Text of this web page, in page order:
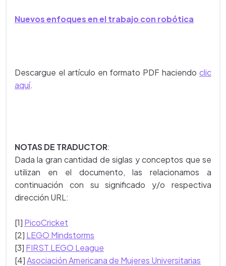
Nuevos enfoques en el trabajo con robótica
Descargue el artículo en formato PDF haciendo clic
aquí.
NOTAS DE TRADUCTOR:
Dada la gran cantidad de siglas y conceptos que se
utilizan en el documento, las relacionamos a
continuación con su significado y/o respectiva
dirección URL:
[1] PicoCricket
[2] LEGO Mindstorms
[3] FIRST LEGO League
[4]Asociación Americana de Mujeres Universitarias